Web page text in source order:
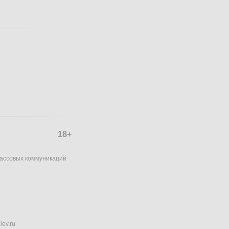
18+
коммуникаций